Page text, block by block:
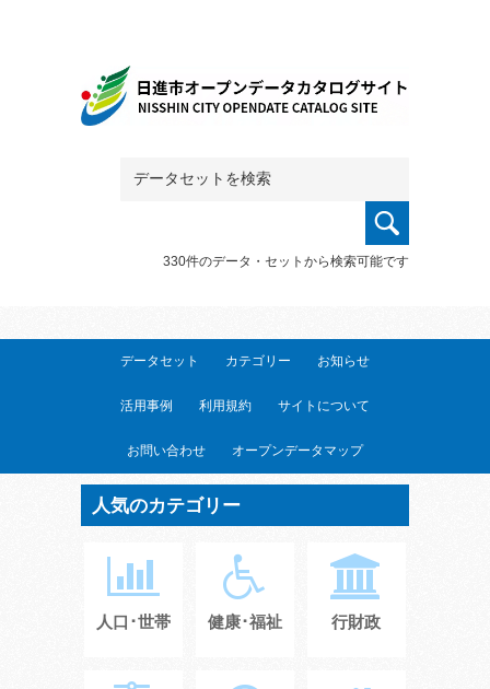
330件のデータ・セットから検索可能です
データセット カテゴリー お知らせ
活用事例 利用規約 サイトについて
お問い合わせ オープンデータマップ
人気のカテゴリー
人口･世帯 健康･福祉 行財政